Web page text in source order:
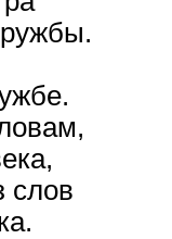
слов